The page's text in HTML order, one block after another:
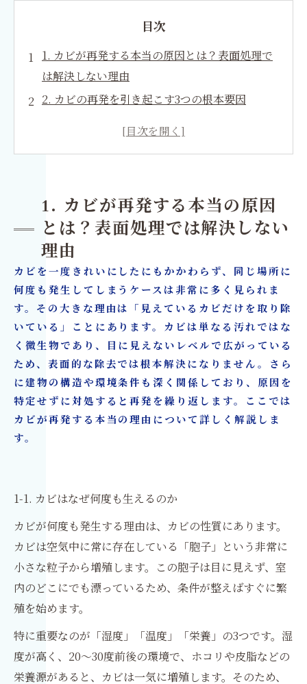
目次
1. カビが再発する本当の原因とは？表面処理で
は解決しない理由
2. カビの再発を引き起こす3つの根本要因
3. カビ原因調査の重要性｜再発を防ぐ第一歩
7. リフォームが必要なケースとは？
8. カビとリフォームを一体で行うメリット
9. 業者選びで失敗しないためのポイント
カビ取り・カビ対策はカビバスターズ大阪／カ
ビ取リフォーム名古屋/東京
1. カビが再発する本当の原因
とは？表面処理では解決しない
理由
カビを一度きれいにしたにもかかわらず、同じ場所に
何度も発生してしまうケースは非常に多く見られま
す。その大きな理由は「見えているカビだけを取り除
いている」ことにあります。カビは単なる汚れではな
く微生物であり、目に見えないレベルで広がっている
ため、表面的な除去では根本解決になりません。さら
に建物の構造や環境条件も深く関係しており、原因を
特定せずに対処すると再発を繰り返します。ここでは
カビが再発する本当の理由について詳しく解説しま
す。
1-1. カビはなぜ何度も生えるのか
カビが何度も発生する理由は、カビの性質にあります。
カビは空気中に常に存在している「胞子」という非常に
小さな粒子から増殖します。この胞子は目に見えず、室
内のどこにでも漂っているため、条件が整えばすぐに繁
殖を始めます。
特に重要なのが「湿度」「温度」「栄養」の3つです。湿
度が高く、20〜30度前後の環境で、ホコリや皮脂などの
栄養源があると、カビは一気に増殖します。そのため、